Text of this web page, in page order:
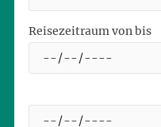
Reisezeitraum von bis